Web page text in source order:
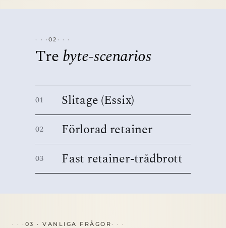
02
Trebyte-scenarios
01 Slitage (Essix)
02 Förlorad retainer
03 Fast retainer-trådbrott
03 · VANLIGA FRÅGOR